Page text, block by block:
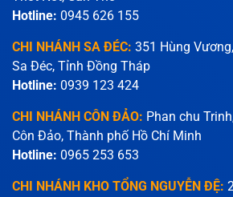
Hotline: 0945 626 155
CHI NHÁNH SA ĐÉC: 351 Hùng
Sa Đéc, Tỉnh Đồng Tháp
Hotline: 0939 123 424
CHI NHÁNH CÔN ĐẢO: Phan chu
Côn Đảo, Thành phố Hồ Chí Minh
Hotline: 0965 253 653
CHI NHÁNH KHO TỔNG NGUYỄN ĐỆ: